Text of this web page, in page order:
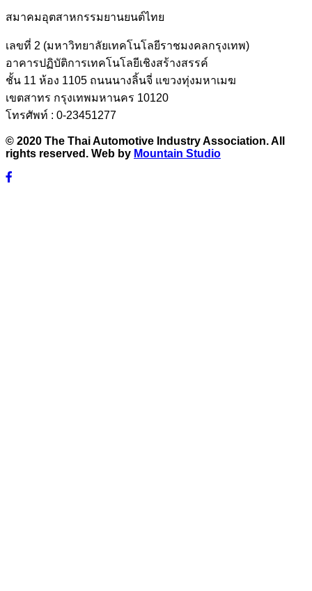
สมาคมอุตสาหกรรมยานยนต์ไทย
เลขที่ 2 (มหาวิทยาลัยเทคโนโลยีราชมงคลกรุงเทพ)
อาคารปฏิบัติการเทคโนโลยีเชิงสร้างสรรค์
ชั้น 11 ห้อง 1105 ถนนนางลิ้นจี่ แขวงทุ่งมหาเมฆ
เขตสาทร กรุงเทพมหานคร 10120
โทรศัพท์ : 0-23451277
© 2020 The Thai Automotive Industry Association. All
rights reserved. Web by Mountain Studio